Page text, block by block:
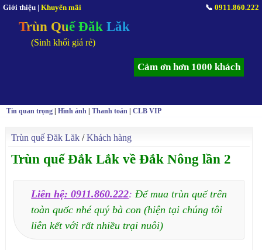
Giới thiệu | Khuyến mãi 📞 0911.860.222
Trùn Quế Đăk Lăk
(Sinh khối giá rẻ)
Cảm ơn hơn 1000 khách
Tin quan trọng |Hình ảnh |Thanh toán |CLB VIP
Trùn quế Đăk Lăk /Khách hàng
Trùn quế Đắk Lắk về Đắk Nông lần 2
Liên hệ: 0911.860.222:Để mua trùn quế trên
toàn quốc nhé quý bà con (hiện tại chúng tôi
liên kết với rất nhiều trại nuôi)